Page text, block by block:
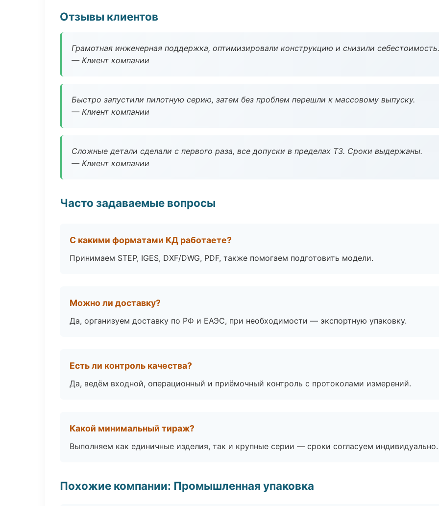
Отзывы клиентов
Грамотная инженерная поддержка, оптимизировали конструкцию и снизили себестоимость.
— Клиент компании
Быстро запустили пилотную серию, затем без проблем перешли к массовому выпуску.
— Клиент компании
Сложные детали сделали с первого раза, все допуски в пределах ТЗ. Сроки выдержаны.
— Клиент компании
Часто задаваемые вопросы
С какими форматами КД работаете?
Принимаем STEP, IGES, DXF/DWG, PDF, также помогаем подготовить модели.
Можно ли доставку?
Да, организуем доставку по РФ и ЕАЭС, при необходимости — экспортную упаковку.
Есть ли контроль качества?
Да, ведём входной, операционный и приёмочный контроль с протоколами измерений.
Какой минимальный тираж?
Выполняем как единичные изделия, так и крупные серии — сроки согласуем индивидуально.
Похожие компании: Промышленная упаковка